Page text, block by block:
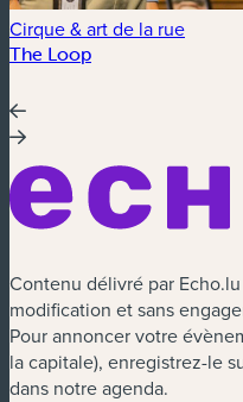
Cirque & art de la rue
The Loop
Contenu délivré par
modification et sans
Pour annoncer votre
la capitale), enregistrez-le
dans notre agenda.